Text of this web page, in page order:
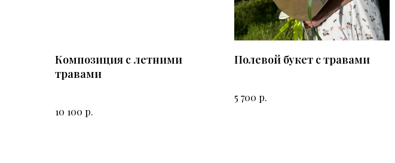
Композиция с летними
травами
10 100 р.
Полевой букет с травами
5 700 р.